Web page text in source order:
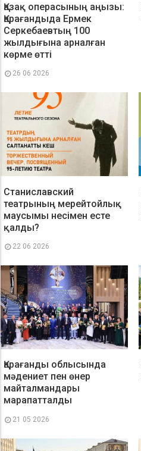
Қазақ операсының аңызы:
Қарағандыда Ермек
Серкебаевтың 100
жылдығына арналған
көрме өтті
26 06 2026
Станиславский
театрының мерейтойлық
маусымы несімен есте
қалды?
22 06 2026
Қарағанды облысында
мәдениет пен өнер
майталмандары
марапатталды
21 05 2026